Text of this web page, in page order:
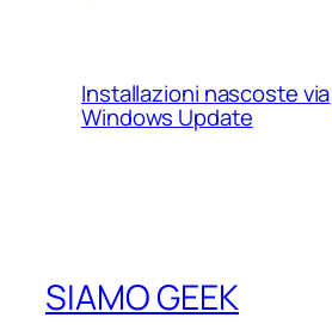
Installazioni nascoste via
Windows Update
SIAMO GEEK